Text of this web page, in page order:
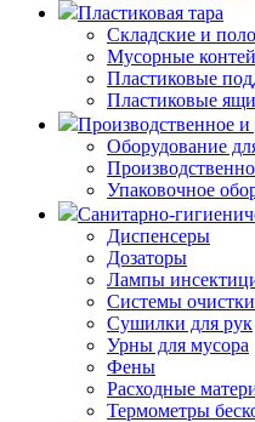
Пластиковая тара
Складские и
Мусорные
Пластиковые
Пластиковые
Производственное и
Оборудование
Упаковочное
Санитарно-
Диспенсеры
Дозаторы
Лампы
Системы очистки
Сушилки для рук
Урны для мусора
Фены
Расходные
Термометры